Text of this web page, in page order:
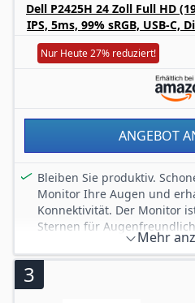
Dell P2425H 24 Zoll Full HD
IPS, 5ms, 99% sRGB, USB-C,
USB, 3 Jahre
Nur Heute 27% reduziert!
ANGEBOT
Bleiben Sie produktiv.
Monitor Ihre Augen und
Konnektivität. Der Monitor
Sternen für
Diese Funktion reduziert
Blaulichtemissionen ohne
arbeiten können.
Mehr
3